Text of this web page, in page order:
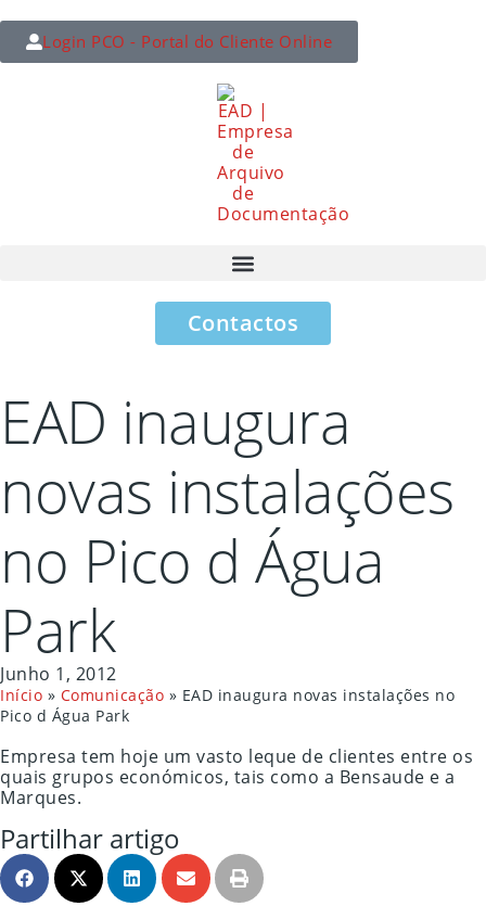
Login PCO - Portal do Cliente Online
Contactos
EAD inaugura
novas instalações
no Pico d Água
Park
Junho 1, 2012
Início » Comunicação » EAD inaugura novas instalações no
Pico d Água Park
Empresa tem hoje um vasto leque de clientes entre os
quais grupos económicos, tais como a Bensaude e a
Marques.
Partilhar artigo